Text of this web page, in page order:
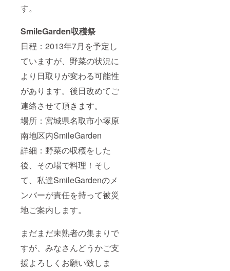
す。
SmileGarden収穫祭
日程：2013年7月を予定し
ていますが、野菜の状況に
より日取りが変わる可能性
があります。後日改めてご
連絡させて頂きます。
場所：宮城県名取市小塚原
南地区内SmileGarden
詳細：野菜の収穫をした
後、その場で料理！そし
て、私達SmileGardenのメ
ンバーが責任を持って被災
地ご案内します。
まだまだ未熟者の集まりで
すが、みなさんどうかご支
援よろしくお願い致しま